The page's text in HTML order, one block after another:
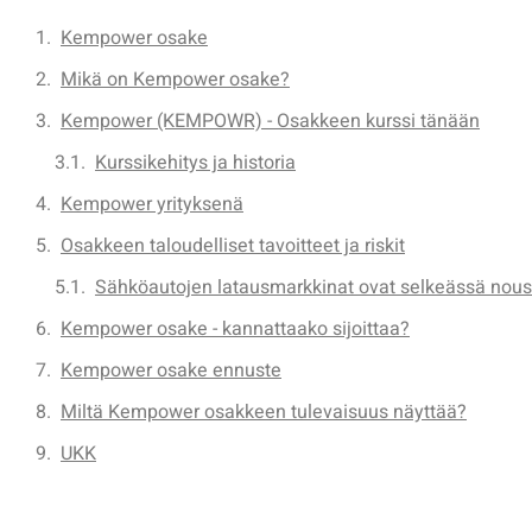
Kempower osake
Mikä on Kempower osake?
Kempower (KEMPOWR) - Osakkeen kurssi tänään
Kurssikehitys ja historia
Kempower yrityksenä
Osakkeen taloudelliset tavoitteet ja riskit
Sähköautojen latausmarkkinat ovat selkeässä
Kempower osake - kannattaako sijoittaa?
Kempower osake ennuste
Miltä Kempower osakkeen tulevaisuus näyttää?
UKK